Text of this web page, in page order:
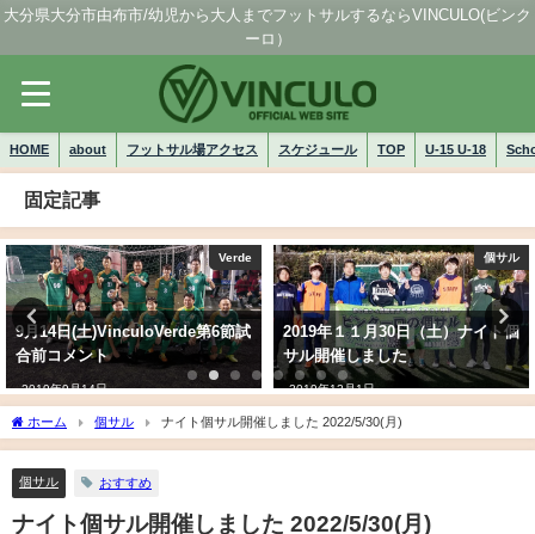
大分県大分市由布市/幼児から大人までフットサルするならVINCULO(ビンク
ーロ）
HOME about フットサル場アクセス スケジュール TOP U-15 U-18
固定記事
Verde
9月14日(土)VinculoVerde第6節試
合前コメント
2019年9月14日
個サル
2019年１１月30日（土）ナイト個
サル開催しました
2019年12月1日
ホーム 個サル ナイト個サル開催しました 2022/5/30(月)
個サル おすすめ
ナイト個サル開催しました 2022/5/30(月)